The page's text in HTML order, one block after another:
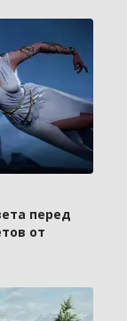
перед
от